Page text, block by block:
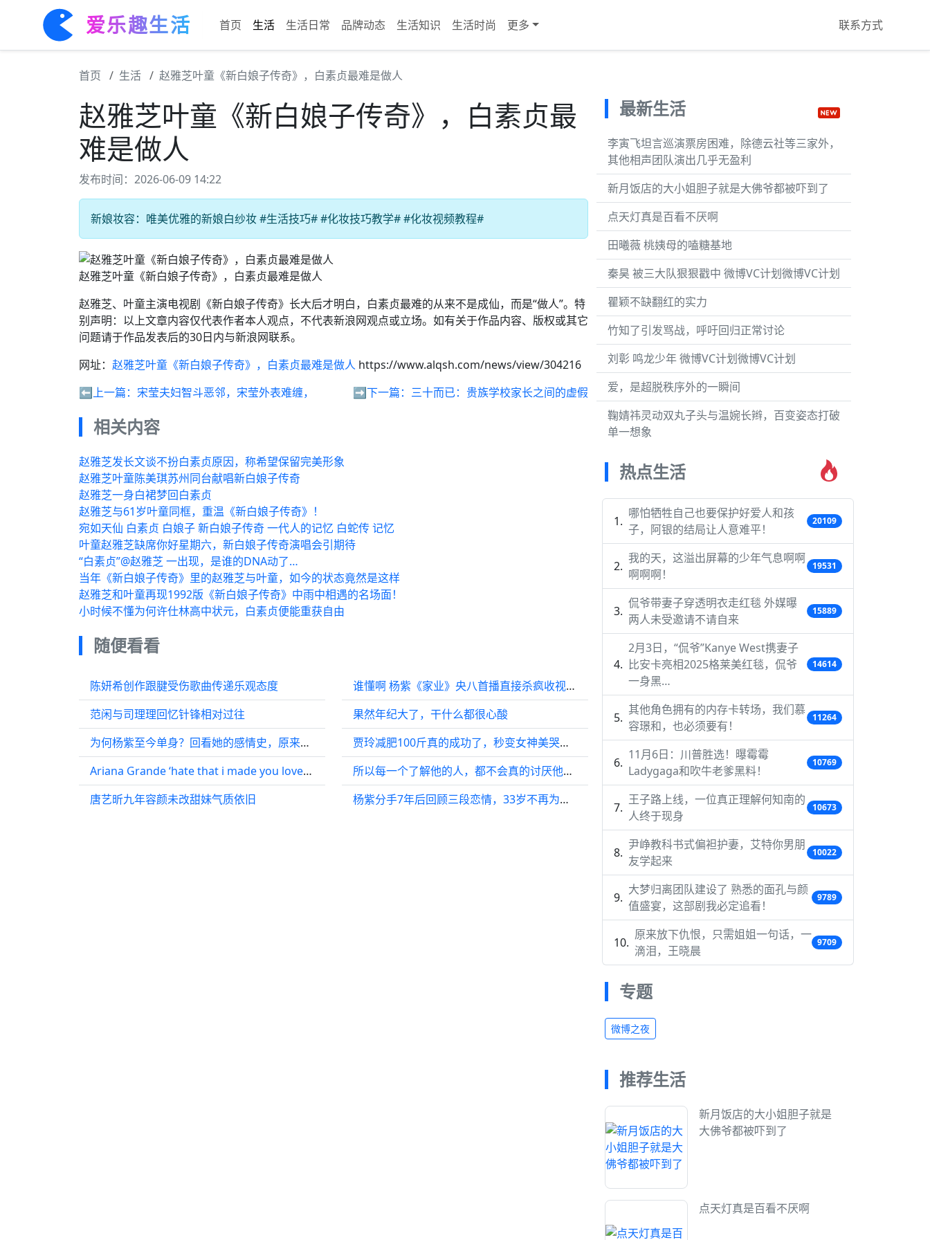
爱乐趣生活 首页 生活 生活日常 品牌动态 生活知识 生活时尚 更多 联系方式
首页 生活 赵雅芝叶童《新白娘子传奇》，白素贞最难是做人
赵雅芝叶童《新白娘子传奇》，白素贞最
难是做人
发布时间：2026-06-09 14:22
新娘妆容：唯美优雅的新娘白纱妆 #生活技巧# #化妆技巧教学# #化妆视频教程#
赵雅芝叶童《新白娘子传奇》，白素贞最难是做人
赵雅芝、叶童主演电视剧《新白娘子传奇》长大后才明白，白素贞最难的从来不是成仙，而是“做人”。特
别声明：以上文章内容仅代表作者本人观点，不代表新浪网观点或立场。如有关于作品内容、版权或其它
问题请于作品发表后的30日内与新浪网联系。
网址： 赵雅芝叶童《新白娘子传奇》，白素贞最难是做人 https://www.alqsh.com/news/view/304216
⬅️上一篇： 宋莹夫妇智斗恶邻，宋莹外表难缠， ➡️下一篇： 三十而已：贵族学校家长之间的虚假
相关内容
赵雅芝发长文谈不扮白素贞原因，称希望保留完美形象
赵雅芝叶童陈美琪苏州同台献唱新白娘子传奇
赵雅芝一身白裙梦回白素贞
赵雅芝与61岁叶童同框，重温《新白娘子传奇》！
宛如天仙 白素贞 白娘子 新白娘子传奇 一代人的记忆 白蛇传 记忆
叶童赵雅芝缺席你好星期六，新白娘子传奇演唱会引期待
“白素贞”@赵雅芝 一出现，是谁的DNA动了…
当年《新白娘子传奇》里的赵雅芝与叶童，如今的状态竟然是这样
赵雅芝和叶童再现1992版《新白娘子传奇》中雨中相遇的名场面！
小时候不懂为何许仕林高中状元，白素贞便能重获自由
随便看看
陈妍希创作跟腱受伤歌曲传递乐观态度
范闲与司理理回忆针锋相对过往
为何杨紫至今单身？回看她的感情史，原来有些成长注定用伤痛历练 贺鹏
Ariana Grande ‘hate that i made you love me‘ 新歌片段
唐艺昕九年容颜未改甜妹气质依旧
谁懂啊 杨紫《家业》央八首播直接杀疯收视破亿家业
果然年纪大了，干什么都很心酸
贾玲减肥100斤真的成功了，秒变女神美哭我了！娱乐评论大赏
所以每一个了解他的人，都不会真的讨厌他！ 时代少年团#私生
杨紫分手7年后回顾三段恋情，33岁不再为爱冲动
最新生活
李寅飞坦言巡演票房困难，除德云社等三家外，
其他相声团队演出几乎无盈利
新月饭店的大小姐胆子就是大佛爷都被吓到了
点天灯真是百看不厌啊
田曦薇 桃姨母的嗑糖基地
秦昊 被三大队狠狠戳中 微博VC计划微博VC计划
瞿颖不缺翻红的实力
竹知了引发骂战，呼吁回归正常讨论
刘彰 鸣龙少年 微博VC计划微博VC计划
爱，是超脱秩序外的一瞬间
鞠婧祎灵动双丸子头与温婉长辫，百变姿态打破
单一想象
热点生活
哪怕牺牲自己也要保护好爱人和孩
子，阿银的结局让人意难平！
20109
我的天，这溢出屏幕的少年气息啊啊
啊啊啊！
19531
侃爷带妻子穿透明衣走红毯 外媒曝
两人未受邀请不请自来
15889
2月3日，“侃爷”Kanye West携妻子
比安卡亮相2025格莱美红毯，侃爷
一身黑…
14614
其他角色拥有的内存卡转场，我们慕
容璟和，也必须要有！
11264
11月6日：川普胜选！曝霉霉
Ladygaga和吹牛老爹黑料！
10769
王子路上线，一位真正理解何知南的
人终于现身
10673
尹峥教科书式偏袒护妻，艾特你男朋
友学起来
10022
大梦归离团队建设了 熟悉的面孔与颜
值盛宴，这部剧我必定追看！
9789
原来放下仇恨，只需姐姐一句话，一
滴泪，王晓晨
9709
专题
微博之夜
推荐生活
新月饭店的大小姐胆子就是
大佛爷都被吓到了
点天灯真是百看不厌啊